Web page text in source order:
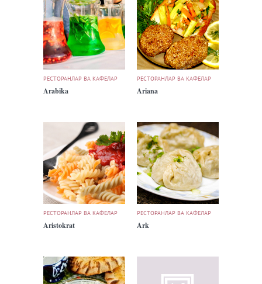
РЕСТОРАНЛАР ВА КАФЕЛАР
Arabika
РЕСТОРАНЛАР ВА КАФЕЛАР
Ariana
РЕСТОРАНЛАР ВА КАФЕЛАР
Aristokrat
РЕСТОРАНЛАР ВА КАФЕЛАР
Ark